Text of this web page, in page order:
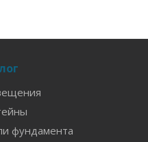
фундамента